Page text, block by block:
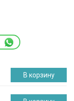
В корзину